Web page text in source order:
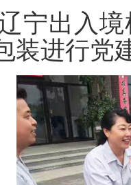
宁出入
装进行党